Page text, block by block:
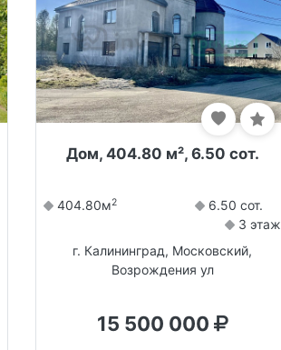
Дом, 404.80 м², 6.50 сот.
404.80м2
6.50 сот.
3 этаж
г. Калининград, Московский,
Возрождения ул
15 500 000